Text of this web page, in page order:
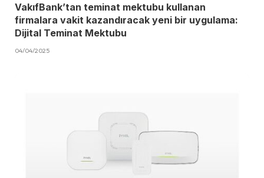
VakıfBank’tan teminat mektubu kullanan
firmalara vakit kazandıracak yeni bir uygulama:
Dijital Teminat Mektubu
04/04/2025